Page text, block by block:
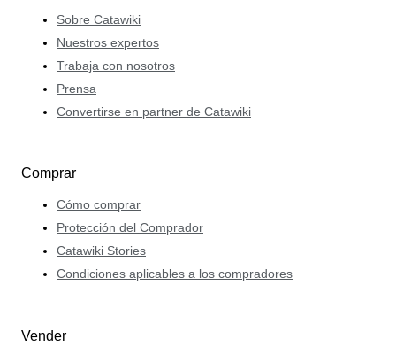
Sobre Catawiki
Nuestros expertos
Trabaja con nosotros
Prensa
Convertirse en partner de Catawiki
Comprar
Cómo comprar
Protección del Comprador
Catawiki Stories
Condiciones aplicables a los compradores
Vender